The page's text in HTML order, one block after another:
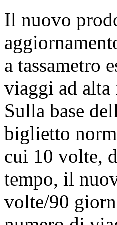
Il nuovo
a tassametro
viaggi ad
Sulla base
biglietto
cui 10 volte,
tempo, il
volte/90